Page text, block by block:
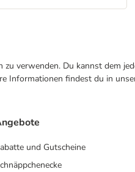
verwenden. Du kannst dem
Informationen findest du in
und Gutscheine